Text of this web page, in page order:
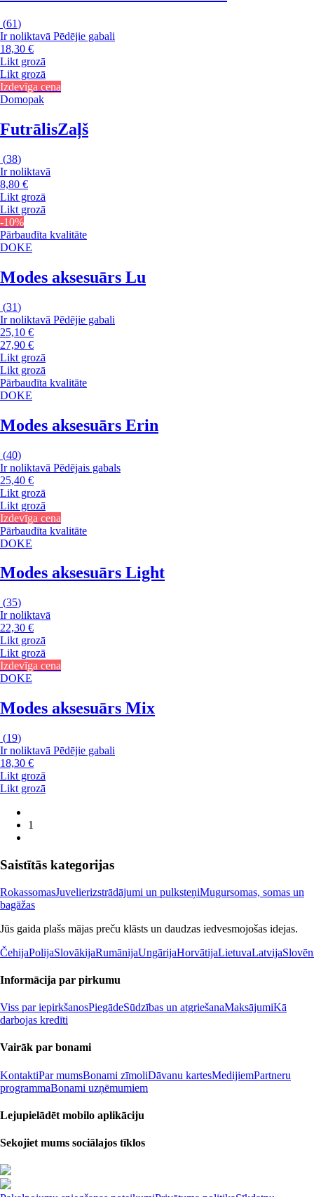
(61)
Ir noliktavā Pēdējie gabali
18,30 €
Likt grozā
Likt grozā
Izdevīga cena
Domopak
FutrālisZaļš
(38)
Ir noliktavā
8,80 €
Likt grozā
Likt grozā
-10%
Pārbaudīta kvalitāte
DOKE
Modes aksesuārs Lu
(31)
Ir noliktavā Pēdējie gabali
25,10 €
27,90 €
Likt grozā
Likt grozā
Pārbaudīta kvalitāte
DOKE
Modes aksesuārs Erin
(40)
Ir noliktavā Pēdējais gabals
25,40 €
Likt grozā
Likt grozā
Izdevīga cena
Pārbaudīta kvalitāte
DOKE
Modes aksesuārs Light
(35)
Ir noliktavā
22,30 €
Likt grozā
Likt grozā
Izdevīga cena
DOKE
Modes aksesuārs Mix
(19)
Ir noliktavā Pēdējie gabali
18,30 €
Likt grozā
Likt grozā
1
Saistītās kategorijas
RokassomasJuvelierizstrādājumi un pulksteņiMugursomas, somas un
bagāžas
Jūs gaida plašs mājas preču klāsts un daudzas iedvesmojošas idejas.
ČehijaPolijaSlovākijaRumānijaUngārijaHorvātijaLietuvaLatvija
Informācija par pirkumu
Viss par iepirkšanosPiegādeSūdzības un atgriešanaMaksājumiKā
darbojas kredīti
Vairāk par bonami
KontaktiPar mumsBonami zīmoliDāvanu kartesMedijiemPartneru
programmaBonami uzņēmumiem
Lejupielādēt mobilo aplikāciju
Sekojiet mums sociālajos tīklos